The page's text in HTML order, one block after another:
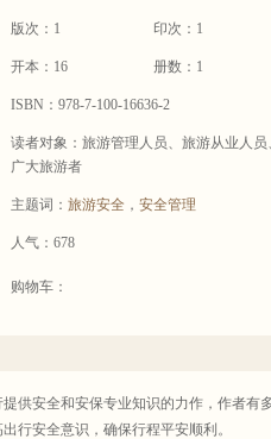
版次：1 印次：1
开本：16 册数：1
ISBN：978-7-100-16636-2
读者对象：旅游管理人员、旅游从业人员
广大旅游者
主题词： 旅游安全 ， 安全管理
人气：678
购物车：
安全和安保专业知识的力作，作者有
行安全意识，确保行程平安顺利。